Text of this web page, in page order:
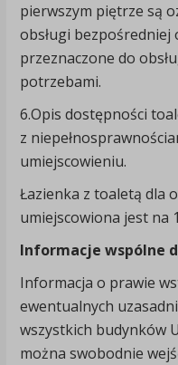
pierwszym piętrze są
obsługi bezpośredniej
przeznaczone do
potrzebami.
6.Opis dostępności
z
umiejscowieniu.
Łazienka z toaletą dla
umiejscowiona jest na
Informacje wspólne
Informacja o prawie
ewentualnych
wszystkich budynków
można swobodnie